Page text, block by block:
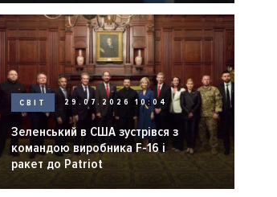
СВІТ 29.07.2026 10:04
Зеленський в США зустрівся з
командою виробника F-16 і
ракет до Patriot